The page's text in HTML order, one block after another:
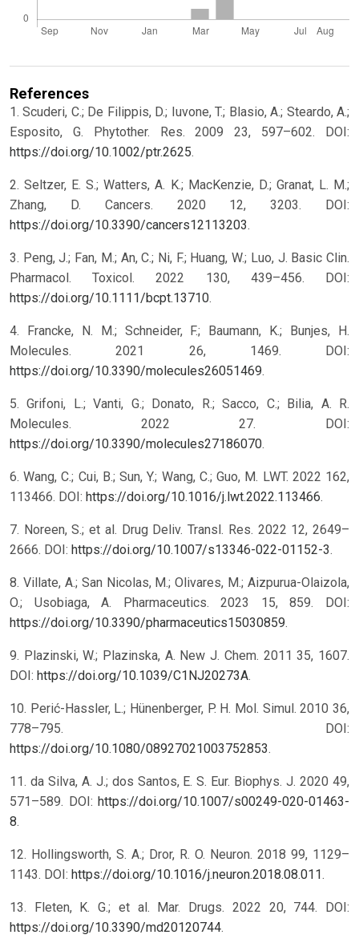
References
1. Scuderi, C.; De Filippis, D.; Iuvone, T.; Blasio, A.; Steardo, A.;
Esposito, G. Phytother. Res. 2009 23, 597–602. DOI:
https://doi.org/10.1002/ptr.2625.
2. Seltzer, E. S.; Watters, A. K.; MacKenzie, D.; Granat, L. M.;
Zhang, D. Cancers. 2020 12, 3203. DOI:
https://doi.org/10.3390/cancers12113203.
3. Peng, J.; Fan, M.; An, C.; Ni, F.; Huang, W.; Luo, J. Basic Clin.
Pharmacol. Toxicol. 2022 130, 439–456. DOI:
https://doi.org/10.1111/bcpt.13710.
4. Francke, N. M.; Schneider, F.; Baumann, K.; Bunjes, H.
Molecules. 2021 26, 1469. DOI:
https://doi.org/10.3390/molecules26051469.
5. Grifoni, L.; Vanti, G.; Donato, R.; Sacco, C.; Bilia, A. R.
Molecules. 2022 27. DOI:
https://doi.org/10.3390/molecules27186070.
6. Wang, C.; Cui, B.; Sun, Y.; Wang, C.; Guo, M. LWT. 2022 162,
113466. DOI: https://doi.org/10.1016/j.lwt.2022.113466.
7. Noreen, S.; et al. Drug Deliv. Transl. Res. 2022 12, 2649–
2666. DOI: https://doi.org/10.1007/s13346-022-01152-3.
8. Villate, A.; San Nicolas, M.; Olivares, M.; Aizpurua-Olaizola,
O.; Usobiaga, A. Pharmaceutics. 2023 15, 859. DOI:
https://doi.org/10.3390/pharmaceutics15030859.
9. Plazinski, W.; Plazinska, A. New J. Chem. 2011 35, 1607.
DOI: https://doi.org/10.1039/C1NJ20273A.
10. Perić-Hassler, L.; Hünenberger, P. H. Mol. Simul. 2010 36,
778–795. DOI:
https://doi.org/10.1080/08927021003752853.
11. da Silva, A. J.; dos Santos, E. S. Eur. Biophys. J. 2020 49,
571–589. DOI: https://doi.org/10.1007/s00249-020-01463-
8.
12. Hollingsworth, S. A.; Dror, R. O. Neuron. 2018 99, 1129–
1143. DOI: https://doi.org/10.1016/j.neuron.2018.08.011.
13. Fleten, K. G.; et al. Mar. Drugs. 2022 20, 744. DOI:
https://doi.org/10.3390/md20120744.